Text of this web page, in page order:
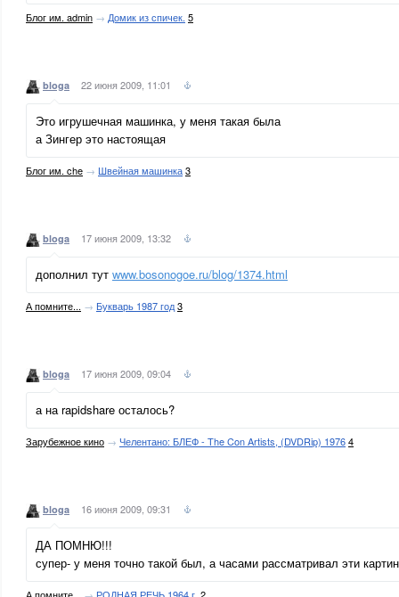
Блог им. admin → Домик из спичек. 5
bloga 22 июня 2009, 11:01
Это игрушечная машинка, у меня такая была
а Зингер это настоящая
Блог им. che → Швейная машинка3
bloga 17 июня 2009, 13:32
дополнил тут www.bosonogoe.ru/blog/1374.html
А помните... → Букварь 1987 год3
bloga 17 июня 2009, 09:04
а на rapidshare осталось?
Зарубежное кино → Челентано: БЛЕФ - The Con Artists, (DVDRip) 19764
bloga 16 июня 2009, 09:31
ДА ПОМНЮ!!!
супер- у меня точно такой был, а часами рассматривал эти